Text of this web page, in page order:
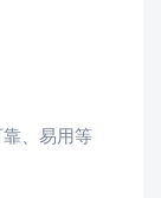
、易用等